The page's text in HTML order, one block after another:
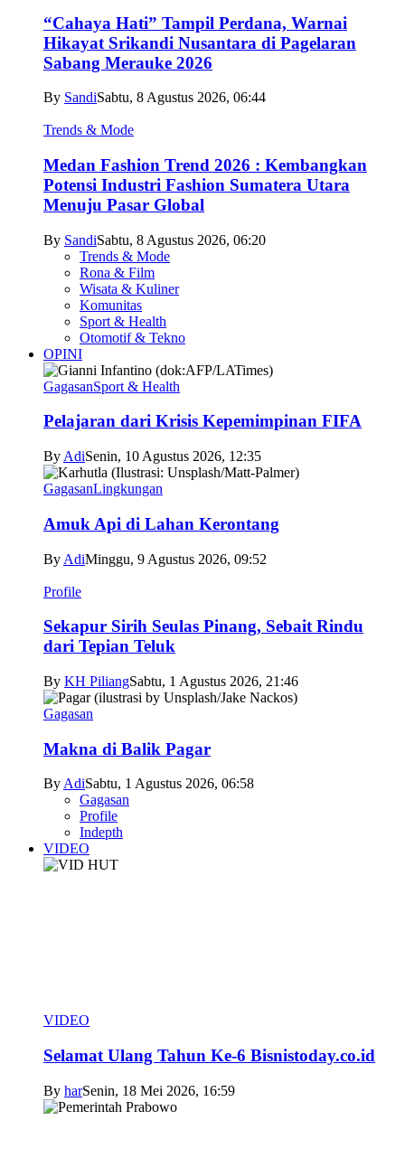
“Cahaya Hati” Tampil Perdana, Warnai
Hikayat Srikandi Nusantara di Pagelaran
Sabang Merauke 2026
By SandiSabtu, 8 Agustus 2026, 06:44
Trends & Mode
Medan Fashion Trend 2026 : Kembangkan
Potensi Industri Fashion Sumatera Utara
Menuju Pasar Global
By SandiSabtu, 8 Agustus 2026, 06:20
Trends & Mode
Rona & Film
Wisata & Kuliner
Komunitas
Sport & Health
Otomotif & Tekno
OPINI
GagasanSport & Health
Pelajaran dari Krisis Kepemimpinan FIFA
By AdiSenin, 10 Agustus 2026, 12:35
GagasanLingkungan
Amuk Api di Lahan Kerontang
By AdiMinggu, 9 Agustus 2026, 09:52
Profile
Sekapur Sirih Seulas Pinang, Sebait Rindu
dari Tepian Teluk
By KH PiliangSabtu, 1 Agustus 2026, 21:46
Gagasan
Makna di Balik Pagar
ByAdiSabtu, 1 Agustus 2026, 06:58
Gagasan
Profile
Indepth
VIDEO
VIDEO
Selamat Ulang Tahun Ke-6 Bisnistoday.co.id
By harSenin, 18 Mei 2026, 16:59